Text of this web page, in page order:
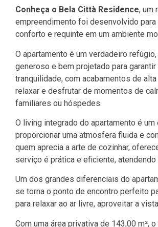
Conheça o Bela Città Residence, um
empreendimento foi desenvolvido para
conforto e requinte em um ambiente
O apartamento é um verdadeiro
generoso e bem projetado para
tranquilidade, com acabamentos de
relaxar e desfrutar de momentos de
familiares ou hóspedes.
O living integrado do apartamento é
proporcionar uma atmosfera fluida e
quem aprecia a arte de cozinhar,
serviço é prática e eficiente,
Um dos grandes diferenciais do
se torna o ponto de encontro perfeito
para relaxar ao ar livre, aproveitar a
Com uma área privativa de 143,00 m²,